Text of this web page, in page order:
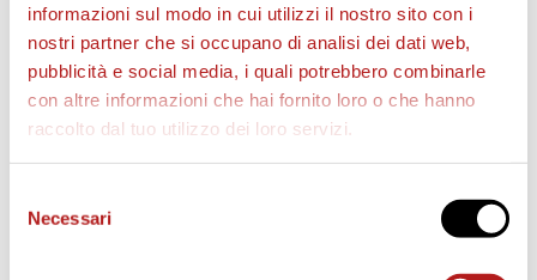
informazioni sul modo in cui utilizzi il nostro sito con i
nostri partner che si occupano di analisi dei dati web,
pubblicità e social media, i quali potrebbero combinarle
con altre informazioni che hai fornito loro o che hanno
raccolto dal tuo utilizzo dei loro servizi.
delNecessari